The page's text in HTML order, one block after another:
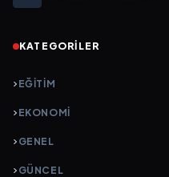
KATEGORILER
EĞITIM
EKONOMI
GENEL
GÜNCEL